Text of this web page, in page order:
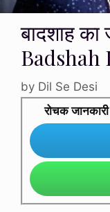
बादशाह का
by Dil Se Desi
रोचक